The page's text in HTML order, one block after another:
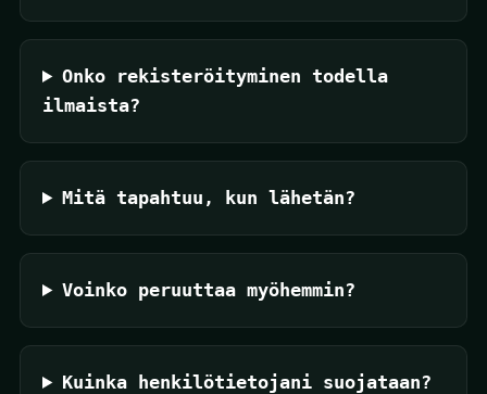
Onko rekisteröityminen todella
ilmaista?
Mitä tapahtuu, kun lähetän?
Voinko peruuttaa myöhemmin?
Kuinka henkilötietojani suojataan?